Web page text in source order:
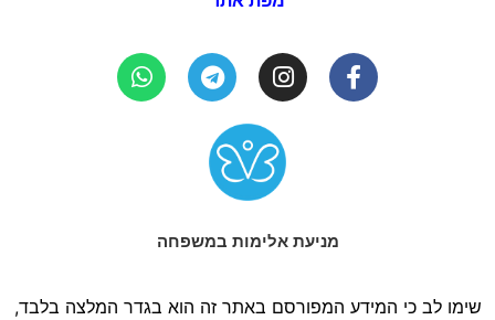
מניעת אלימות במשפחה
שימו לב כי המידע המפורסם באתר זה הוא בגדר המלצה בלבד,